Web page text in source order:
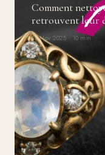
Comment
retrouvent leur
13 Nov 2025 · 10 min